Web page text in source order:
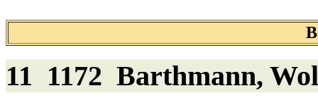
11 1172 Barthmann,